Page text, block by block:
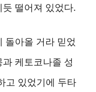
떨어져 있었다.
돌아올 거라 믿었
케토코나졸 성
고 있었기에 두타